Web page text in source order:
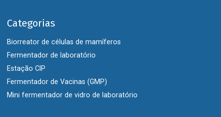
Categorias
Biorreator de células de mamíferos
Fermentador de laboratório
Estação CIP
Fermentador de Vacinas (GMP)
Mini fermentador de vidro de laboratório